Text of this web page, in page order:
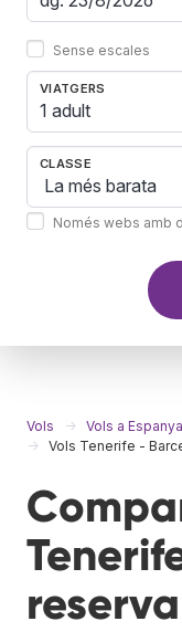
Sense escales
VIATGERS
1 adult
CLASSE
Només webs amb
Vols Vols a Espanya
Vols Tenerife -